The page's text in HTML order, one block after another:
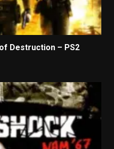
Destruction – PS2